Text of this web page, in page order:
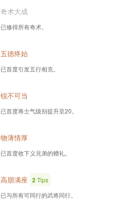
奇术大成
已修得所有奇术。
五徳终始
已首度引发五行相克。
锐不可当
已首度将士气级别提升至20。
物薄情厚
已首度收下义兄弟的赠礼。
高朋满座 2Tips
已与所有可同行的武将同行。